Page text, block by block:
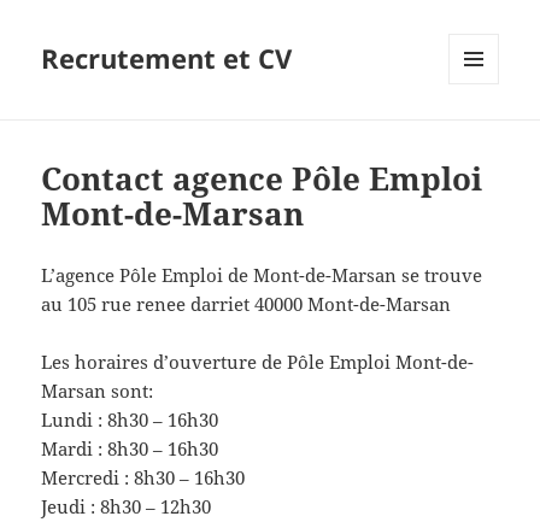
Recrutement et CV
Contact agence Pôle Emploi
Mont-de-Marsan
L’agence Pôle Emploi de Mont-de-Marsan se trouve
au 105 rue renee darriet 40000 Mont-de-Marsan
Les horaires d’ouverture de Pôle Emploi Mont-de-
Marsan sont:
Lundi : 8h30 – 16h30
Mardi : 8h30 – 16h30
Mercredi : 8h30 – 16h30
Jeudi : 8h30 – 12h30